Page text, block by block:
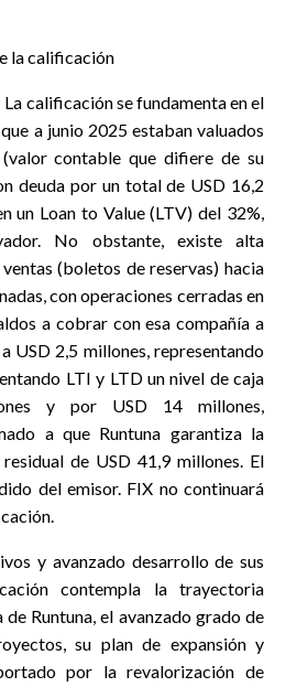
la calificación
La calificación se fundamenta en el
a junio 2025 estaban valuados
contable que difiere de su
deuda por un total de USD 16,2
un Loan to Value (LTV) del 32%,
No obstante, existe alta
(boletos de reservas) hacia
con operaciones cerradas en
a cobrar con esa compañía a
USD 2,5 millones, representando
LTI y LTD un nivel de caja
y por USD 14 millones,
a que Runtuna garantiza la
de USD 41,9 millones. El
del emisor. FIX no continuará
y avanzado desarrollo de sus
contempla la trayectoria
Runtuna, el avanzado grado de
su plan de expansión y
por la revalorización de